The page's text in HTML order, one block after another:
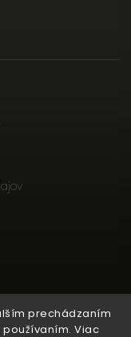
prechádzaním
Viac